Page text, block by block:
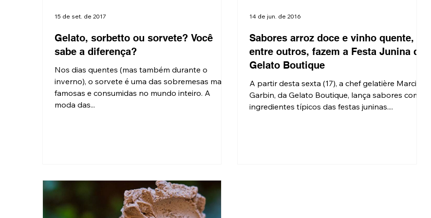
Gelato, sorbetto ou sorvete? Você
sabe a diferença?
Nos dias quentes (mas também durante o
inverno), o sorvete é uma das sobremesas mais
famosas e consumidas no mundo inteiro. A
moda das...
15 de set. de 2017
Sabores arroz doce e vinho quente,
entre outros, fazem a Festa Junina da
Gelato Boutique
A partir desta sexta (17), a chef gelatière Marcia
Garbin, da Gelato Boutique, lança sabores com
ingredientes típicos das festas juninas....
14 de jun. de 2016